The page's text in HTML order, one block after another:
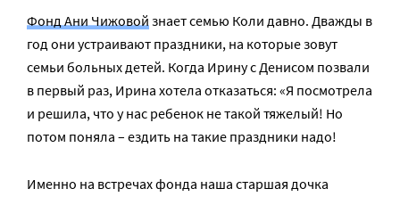
Фонд Ани Чижовойзнает семью Коли давно. Дважды в
год они устраивают праздники, на которые зовут
семьи больных детей. Когда Ирину с Денисом позвали
в первый раз, Ирина хотела отказаться: «Я посмотрела
и решила, что у нас ребенок не такой тяжелый! Но
потом поняла – ездить на такие праздники надо!
Именно на встречах фонда наша старшая дочка